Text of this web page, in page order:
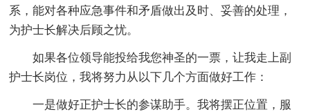
系，能对各种应急事件和矛盾做出及时、妥善的处理，
为护士长解决后顾之忧。
如果各位领导能投给我您神圣的一票，让我走上副
护士长岗位，我将努力从以下几个方面做好工作：
一是做好正护士长的参谋助手。我将摆正位置，服